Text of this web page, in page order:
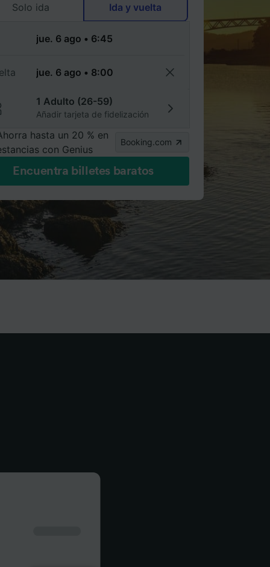
Solo ida
Ida y vuelta
1 Adulto (26-59)
Añadir tarjeta de fidelización
hasta un 20 % en
con Genius
Booking.com
Encuentra billetes baratos